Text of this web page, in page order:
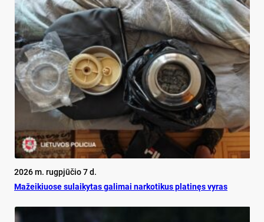
2026 m. rugpjūčio 7 d.
Mažeikiuose sulaikytas galimai narkotikus platinęs vyras